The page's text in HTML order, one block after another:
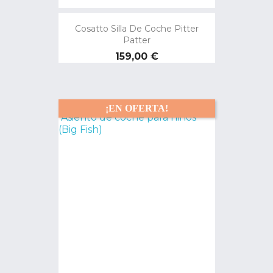
Cosatto Silla De Coche Pitter
Patter
Precio
159,00 €
¡EN OFERTA!